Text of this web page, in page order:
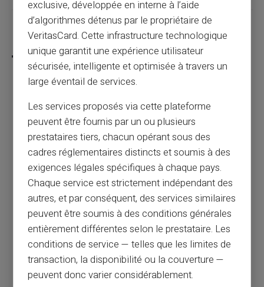
Partager cet article
Pourquoi utiliser une carte prépayée au
casino ?
Article précédent
Comment bloquer un paiement suspect
rapidement ?
Article suivant
exclusive, développée en interne à l’aide
d’algorithmes détenus par le propriétaire de
VeritasCard. Cette infrastructure technologique
unique garantit une expérience utilisateur
sécurisée, intelligente et optimisée à travers un
large éventail de services.
Les services proposés via cette plateforme
peuvent être fournis par un ou plusieurs
prestataires tiers, chacun opérant sous des
cadres réglementaires distincts et soumis à des
exigences légales spécifiques à chaque pays.
Chaque service est strictement indépendant des
autres, et par conséquent, des services similaires
peuvent être soumis à des conditions générales
entièrement différentes selon le prestataire. Les
conditions de service — telles que les limites de
transaction, la disponibilité ou la couverture —
peuvent donc varier considérablement.